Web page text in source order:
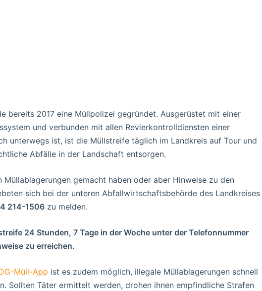
bereits 2017 eine Müllpolizei gegründet. Ausgerüstet mit einer
und verbunden mit allen Revierkontrolldiensten einer
unterwegs ist, ist die Müllstreife täglich im Landkreis auf Tour und
Abfälle in der Landschaft entsorgen.
Müllablagerungen gemacht haben oder aber Hinweise zu den
sich bei der unteren Abfallwirtschaftsbehörde des Landkreises
214-1506zu melden.
24 Stunden, 7 Tage in der Woche unter der Telefonnummer
zu erreichen.
Müll-App ist es zudem möglich, illegale Müllablagerungen schnell
Sollten Täter ermittelt werden, drohen ihnen empfindliche Strafen